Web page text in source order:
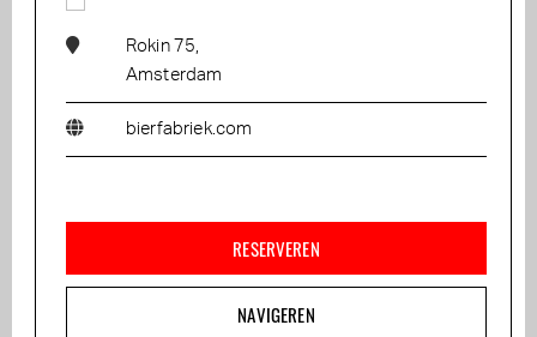
Rokin 75,
Amsterdam
bierfabriek.com
RESERVEREN
NAVIGEREN